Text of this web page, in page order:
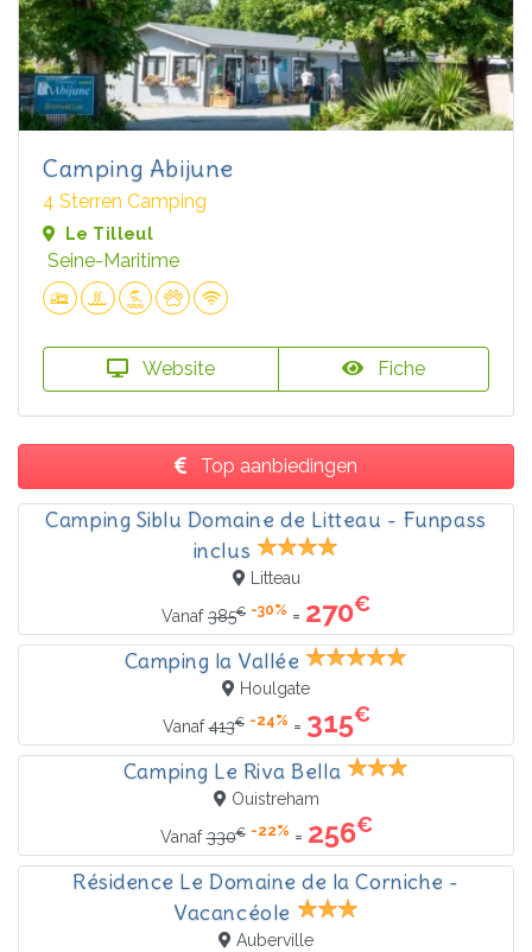
Camping Abijune
4 Sterren Camping
Le Tilleul
Seine-Maritime
Website Fiche
Top aanbiedingen
Camping Siblu Domaine de Litteau - Funpass
inclus
Litteau
Vanaf385€ -30% = 270€
Camping la Vallée
Houlgate
Vanaf413€ -24% = 315€
Camping Le Riva Bella
Ouistreham
Vanaf330€ -22% = 256€
Résidence Le Domaine de la Corniche -
Vacancéole
Auberville